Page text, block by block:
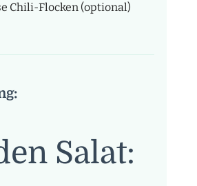
Chili-Flocken (optional)
Salat: